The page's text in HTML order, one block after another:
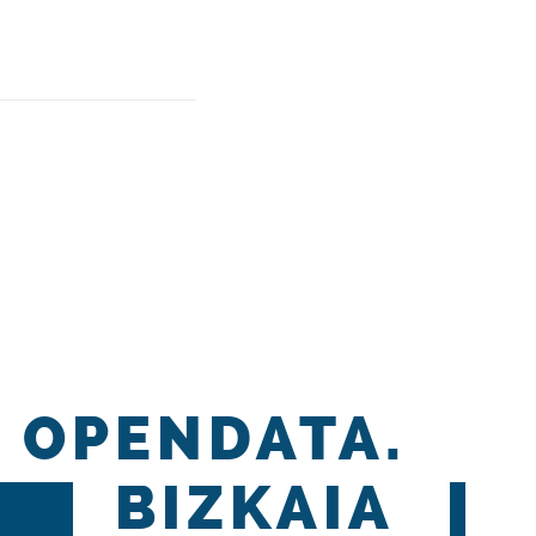
OPENDATA.
BIZKAIA